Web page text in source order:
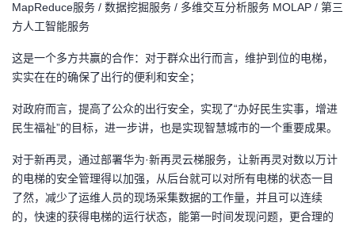
MapReduce服务 / 数据挖掘服务 / 多维交互分析服务 MOLAP / 第三
方人工智能服务
这是一个多方共赢的合作：对于群众出行而言，维护到位的电梯，
实实在在的确保了出行的便利和安全；
对政府而言，提高了公众的出行安全，实现了“办好民生实事，增进
民生福祉”的目标，进一步讲，也是实现智慧城市的一个重要成果。
对于新再灵，通过部署华为·新再灵云梯服务，让新再灵对数以万计
的电梯的安全管理得以加强，从后台就可以对所有电梯的状态一目
了然，减少了运维人员的现场采集数据的工作量，并且可以连续
的，快速的获得电梯的运行状态，能第一时间发现问题，更合理的